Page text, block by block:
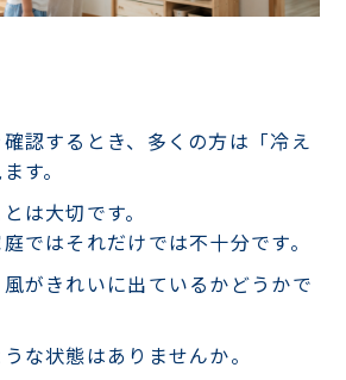
認するとき、多くの方は「冷え
す。
は大切です。
ではそれだけでは不十分です。
がきれいに出ているかどうかで
な状態はありませんか。